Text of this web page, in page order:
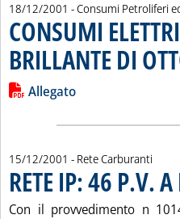
18/12/2001 - Consumi Petroliferi
CONSUMI
BRILLANTE DI
Leggi tutta la notizia:
Lista allegati PDF alla
Allegato
15/12/2001 - Rete Carburanti
RETE IP: 46 P.V.
Con il provvedimento n